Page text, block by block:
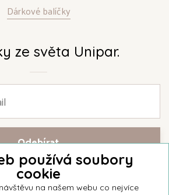
Dárkové balíčky
ze světa Unipar.
a buďte jako první informováni o
svíček a aktualitách z rodinné firmy Unipar.
používá soubory
cookie
na našem webu co nejvíce